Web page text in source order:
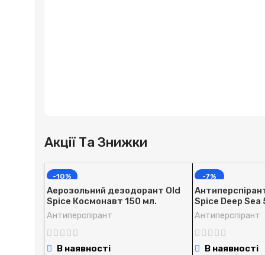
Акції Та Знижки
-10%
Аерозольний дезодорант Old
Spice Космонавт 150 мл.
Антиперспірант
В наявності
-7%
Spice Deep Sea
Антиперспірант
В наявності